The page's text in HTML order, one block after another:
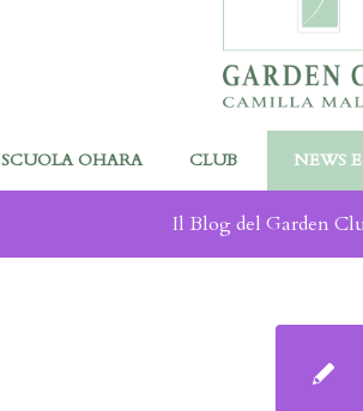
SCUOLA OHARA CLUB NEWS
Il Blog del Garden